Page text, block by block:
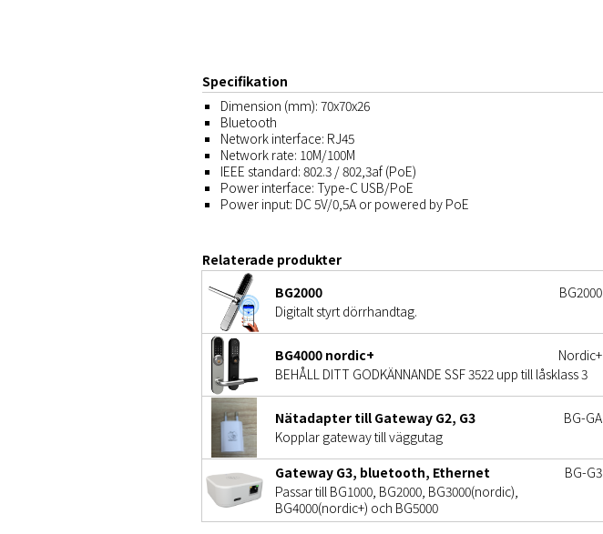
Specifikation
Dimension (mm): 70x70x26
Bluetooth
Network interface: RJ45
Network rate: 10M/100M
IEEE standard: 802.3 / 802,3af (PoE)
Power interface: Type-C USB/PoE
Power input: DC 5V/0,5A or powered by PoE
Relaterade produkter
BG2000
BG2000
Digitalt styrt dörrhandtag.
BG4000 nordic+
Nordic+
BEHÅLL DITT GODKÄNNANDE SSF 3522 upp till låsklass 3
Nätadapter till Gateway G2, G3
BG-GA
Kopplar gateway till väggutag
Gateway G3, bluetooth, Ethernet
BG-G3
Passar till BG1000, BG2000, BG3000(nordic),
BG4000(nordic+) och BG5000